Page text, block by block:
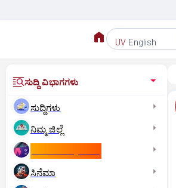
UV English
ಸುದ್ದಿ ವಿಭಾಗಗಳು
ಸುದ್ದಿಗಳು
ನಿಮ್ಮ ಜಿಲ್ಲೆ
ಸಿನೆಮಾ